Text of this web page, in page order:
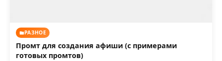
РАЗНОЕ
Промт для создания афиши (с примерами
готовых промтов)